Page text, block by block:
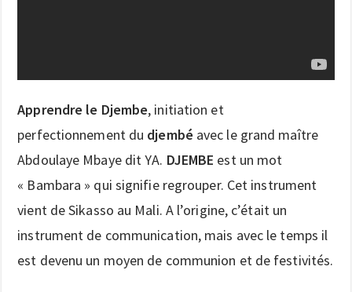
Apprendre le Djembe,​ initiation et
perfectionnement du djembé avec le grand maître
Abdoulaye Mbaye dit YA. DJEMBE est un mot
« Bambara » qui signifie regrouper. Cet instrument
vient de Sikasso au Mali. A l’origine, c’était un
instrument de communication, mais avec le temps il
est devenu un moyen de communion et de festivités.